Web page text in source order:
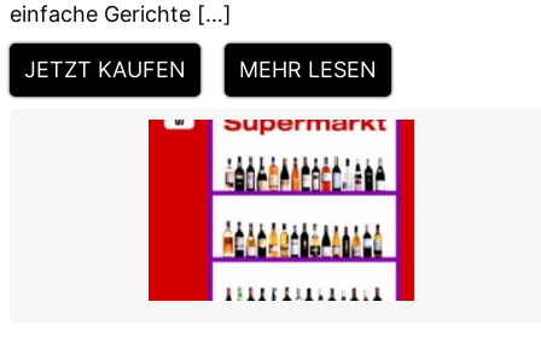
einfache Gerichte […]
JETZT KAUFEN MEHR LESEN